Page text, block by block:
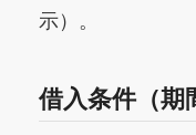
示）。
借入条件（期